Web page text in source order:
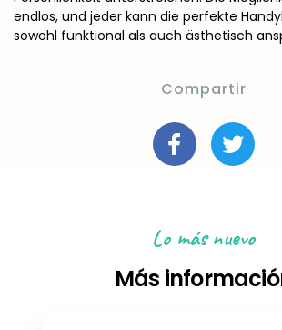
endlos, und jeder kann die perfekte
sowohl funktional als auch ästhetisch
Compartir
Lo más nuevo
Más